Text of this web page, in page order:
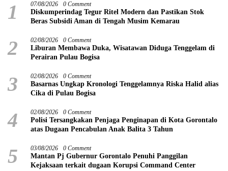
1 07/08/2026 0 Comment
Diskumperindag Tegur Ritel Modern dan Pastikan Stok
Beras Subsidi Aman di Tengah Musim Kemarau
2 02/08/2026 0 Comment
Liburan Membawa Duka, Wisatawan Diduga Tenggelam di
Perairan Pulau Bogisa
3 02/08/2026 0 Comment
Basarnas Ungkap Kronologi Tenggelamnya Riska Halid alias
Cika di Pulau Bogisa
4 02/08/2026 0 Comment
Polisi Tersangkakan Penjaga Penginapan di Kota Gorontalo
atas Dugaan Pencabulan Anak Balita 3 Tahun
5 03/08/2026 0 Comment
Mantan Pj Gubernur Gorontalo Penuhi Panggilan
Kejaksaan terkait dugaan Korupsi Command Center